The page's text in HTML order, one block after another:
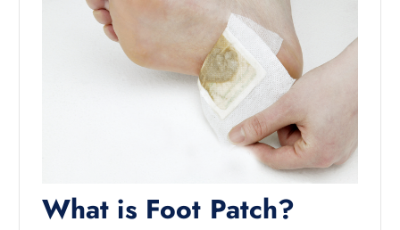
What is Foot Patch?